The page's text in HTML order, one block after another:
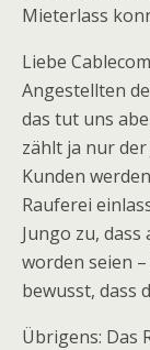
Mieterlass
Liebe
Angestellten
das tut uns
zählt ja nur
Kunden
Rauferei
Jungo zu,
worden seien
bewusst, dass
Übrigens: Das